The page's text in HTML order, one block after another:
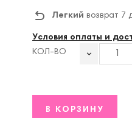
Легкий возврат 7
Условия оплаты и
КОЛ-ВО
В КОРЗИНУ